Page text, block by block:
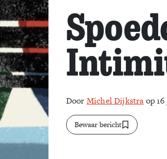
Door Michel Dijkstra op
Bewaar bericht